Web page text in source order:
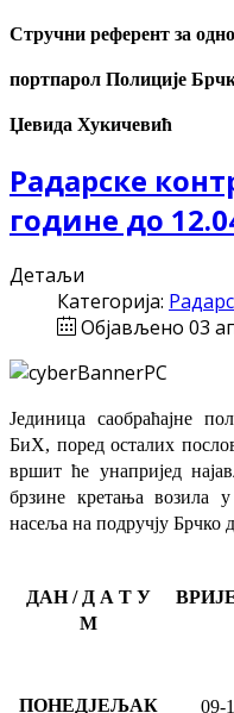
Стручни референт за
портпарол Полиције
Џевида Хукичевић
Радарске
године до
Детаљи
Категорија:
Објављено 03
Јединица саобраћајне
БиХ, поред осталих
вршит ће унапријед
брзине кретања возила
насеља на подручју Брчко
ДАН / Д А Т У
М
ПОНЕДЈЕЉАК 09-